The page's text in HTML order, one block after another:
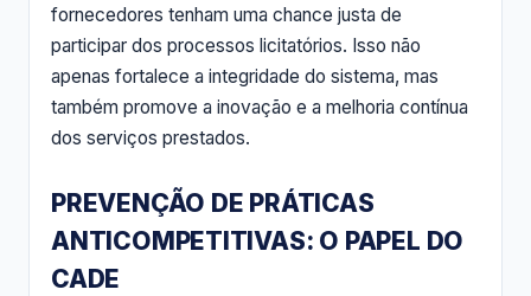
fornecedores tenham uma chance justa de
participar dos processos licitatórios. Isso não
apenas fortalece a integridade do sistema, mas
também promove a inovação e a melhoria contínua
dos serviços prestados.
PREVENÇÃO DE PRÁTICAS
ANTICOMPETITIVAS: O PAPEL DO
CADE